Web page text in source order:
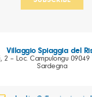
Villaggio Spiaggia del
2 – Loc. Campulongu 09049
Sardegna